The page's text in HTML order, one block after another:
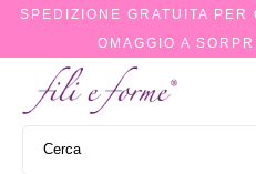
SPEDIZIONE GRATUITA
OMAGGIO A